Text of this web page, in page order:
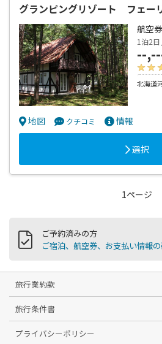
グランピングリゾート フェー
航空
1泊2日
--
北海道
地図 クチコミ 情報
選択
1ページ
ご予約済みの方
ご宿泊、航空券、お支払い情報
旅行業約款
旅行条件書
プライバシーポリシー